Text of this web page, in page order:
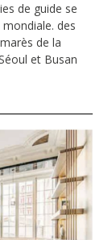
de guide se
des
de la
et Busan